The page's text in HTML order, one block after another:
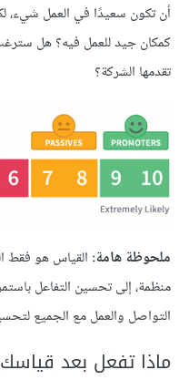
أن تكون سعيدًا في العمل شيء،
كمكان جيد للعمل فيه؟ هل
تقدمها الشركة؟
ملحوظة هامة: القياس هو فقط
منظمة، إلى تحسين التفاعل
التواصل والعمل مع الجميع
ماذا تفعل بعد